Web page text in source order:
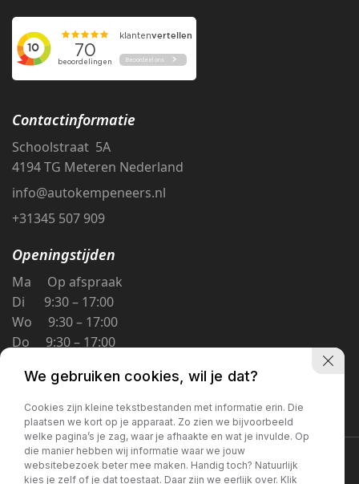
Contactinformatie
Schoolstraat 5A
4194 TG Meteren Nederland
info@autokempeneers.nl
+31345 507 909
Openingstijden
Ma Op afspraak
Di 9:30 – 17:00
Wo 9:30 – 17:00
Do 9:30 – 17:00
Za 9:30 – 16:00
Zo Gesloten
Privacybeleid
We gebruiken cookies, wil je dat?
Cookies zijn kleine tekstbestanden met informatie erin. Die
plaatsen we kort op je apparaat. Zo zien we bijvoorbeeld
welke pagina’s je zag, waar je afhaakte en wat je invulde. Op
die manier hebben wij informatie waar we jouw
websitebezoek beter mee maken. Handig toch? Natuurlijk
kies je zelf of je dat toestaat. Daar zijn we eerlijk over. Klik